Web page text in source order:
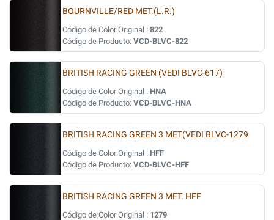
BOURNVILLE/RED MET.(L.R.)
Código de Color Original : 822
Código de Producto: VCD-BLVC-822
BRITISH RACING GREEN (VEDI BLVC-617)
Código de Color Original : HNA
Código de Producto: VCD-BLVC-HNA
BRITISH RACING GREEN 3 MET(VEDI BLVC-1279
Código de Color Original : HFF
Código de Producto: VCD-BLVC-HFF
BRITISH RACING GREEN 3 MET. HFF
Código de Color Original : 1279